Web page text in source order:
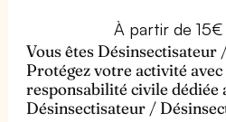
À partir de
Vous êtes Désinsectisateur
Protégez votre activité avec
responsabilité civile dédiée
Désinsectisateur /